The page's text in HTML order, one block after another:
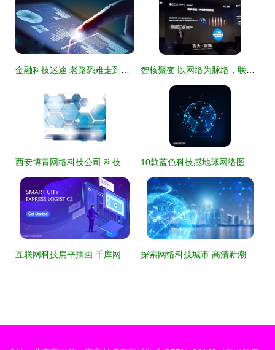
金融科技迷途 老路恐难走到明天 智核聚变 以网络为脉络，联通无人至多智之境
西安博青网络科技公司 科技网络的创新引领者 10款蓝色科技感地球网络图矢量素材 用极简视效探索科技边界
互联网科技扁平插画 千库网中的视觉网络新表达 探索网络科技城市 高清新潮视觉素材的魅力与应用